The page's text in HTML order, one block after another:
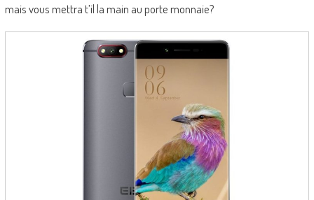
mais vous mettra t’il la main au porte monnaie?